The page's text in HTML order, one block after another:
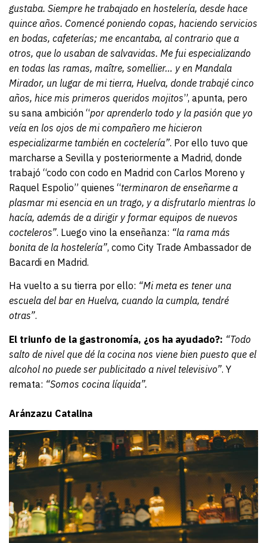
gustaba. Siempre he trabajado en hostelería, desde hace
quince años. Comencé poniendo copas, haciendo servicios
en bodas, cafeterías; me encantaba, al contrario que a
otros, que lo usaban de salvavidas. Me fui especializando
en todas las ramas, maître, somellier… y en Mandala
Mirador, un lugar de mi tierra, Huelva, donde trabajé cinco
años, hice mis primeros queridos mojitos”, apunta, pero
su sana ambición “por aprenderlo todo y la pasión que yo
veía en los ojos de mi compañero me hicieron
especializarme también en coctelería”. Por ello tuvo que
marcharse a Sevilla y posteriormente a Madrid, donde
trabajó “codo con codo en Madrid con Carlos Moreno y
Raquel Espolio” quienes “terminaron de enseñarme a
plasmar mi esencia en un trago, y a disfrutarlo mientras lo
hacía, además de a dirigir y formar equipos de nuevos
cocteleros”. Luego vino la enseñanza: “la rama más
bonita de la hostelería”, como City Trade Ambassador de
Bacardi en Madrid.
Ha vuelto a su tierra por ello: “Mi meta es tener una
escuela del bar en Huelva, cuando la cumpla, tendré
otras”.
El triunfo de la gastronomía, ¿os ha ayudado?: “Todo
salto de nivel que dé la cocina nos viene bien puesto que el
alcohol no puede ser publicitado a nivel televisivo”. Y
remata: “Somos cocina líquida”.
Aránzazu Catalina